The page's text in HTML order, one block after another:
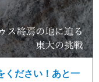
ください！あと一